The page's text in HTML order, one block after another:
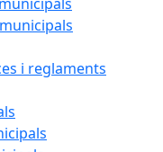
i reglaments